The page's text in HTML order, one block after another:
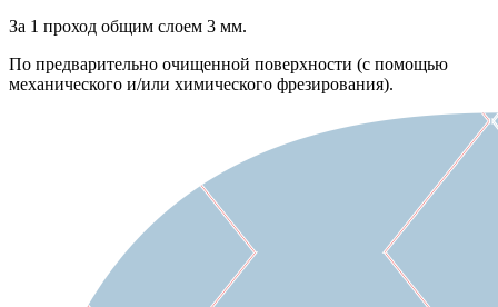
За 1 проход общим слоем 3 мм.
По предварительно очищенной поверхности (с помощью
механического и/или химического фрезирования).